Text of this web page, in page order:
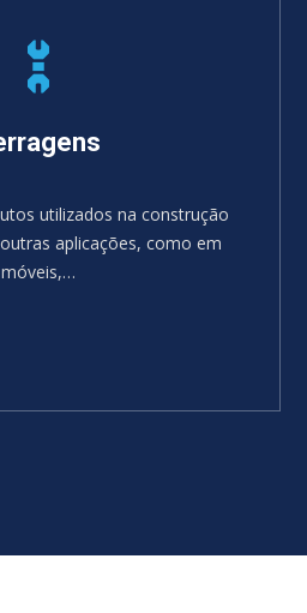
utilizados na construção
aplicações, como em
móveis,…